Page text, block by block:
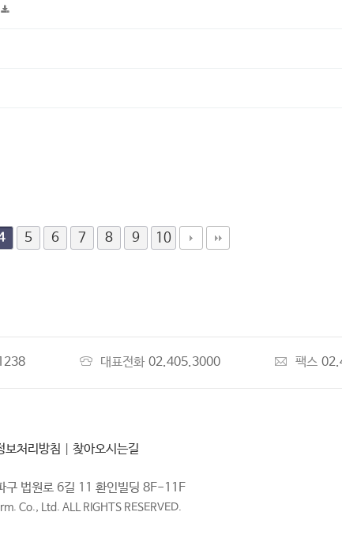
5 6 7 8 9 10
대표전화 02.405.3000 팩스
보처리방침 찾아오시는길
구 법원로 6길 11 환인빌딩 8F-11F
Co., Ltd. ALL RIGHTS RESERVED.